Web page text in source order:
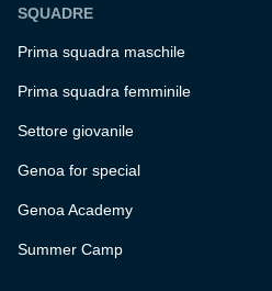
SQUADRE
Prima squadra maschile
Prima squadra femminile
Settore giovanile
Genoa for special
Genoa Academy
Summer Camp